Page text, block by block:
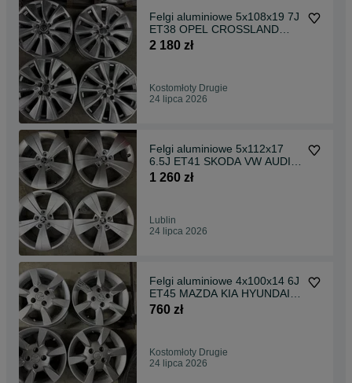
Felgi aluminiowe 5x108x19 7J
ET38 OPEL CROSSLAND
ORYGINAŁ
2 180 zł
Kostomłoty Drugie
24 lipca 2026
Felgi aluminiowe 5x112x17
6.5J ET41 SKODA VW AUDI
SEAT
1 260 zł
Lublin
24 lipca 2026
Felgi aluminiowe 4x100x14 6J
ET45 MAZDA KIA HYUNDAI
SUZUKI
760 zł
Kostomłoty Drugie
24 lipca 2026